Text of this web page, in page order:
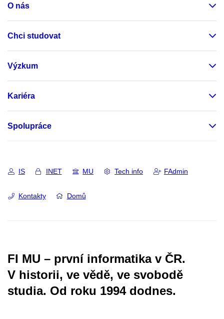
O nás
Chci studovat
Výzkum
Kariéra
Spolupráce
IS INET MU Tech info FAdmin
Kontakty Domů
FI MU – první informatika v ČR.
V historii, ve vědě, ve svobodě
studia. Od roku 1994 dodnes.